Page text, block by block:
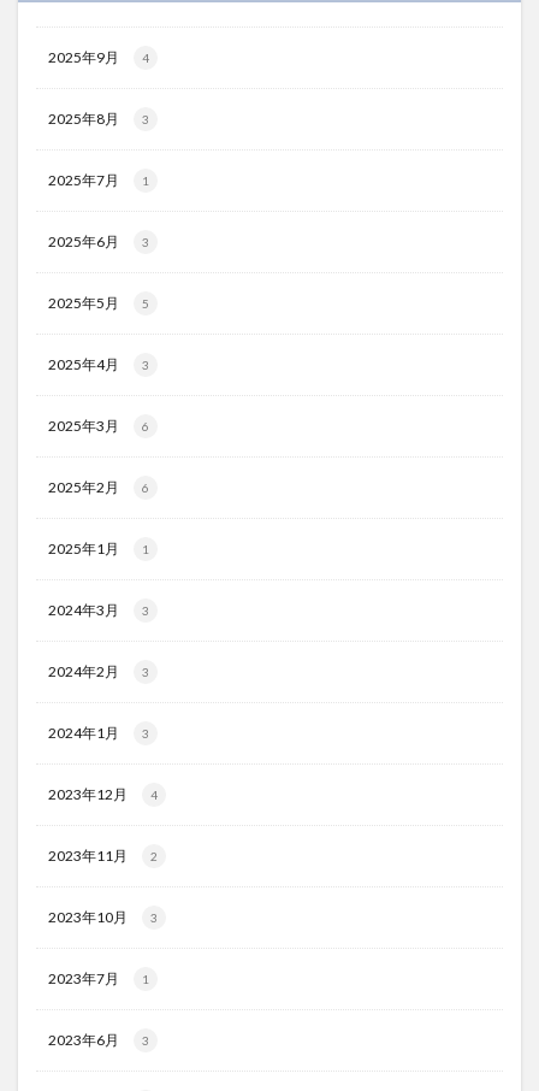
2025年9月 4
2025年8月 3
2025年7月 1
2025年6月 3
2025年5月 5
2025年4月 3
2025年3月 6
2025年2月 6
2025年1月 1
2024年3月 3
2024年2月 3
2024年1月 3
2023年12月 4
2023年11月 2
2023年10月 3
2023年7月 1
2023年6月 3